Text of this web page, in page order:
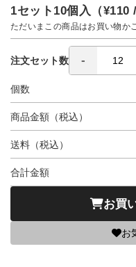
1セット10個入（
ただいまこの商品はお買い物か
注文セット数
個数
商品金額（税込）
送料（税込）
合計金額
お買
お